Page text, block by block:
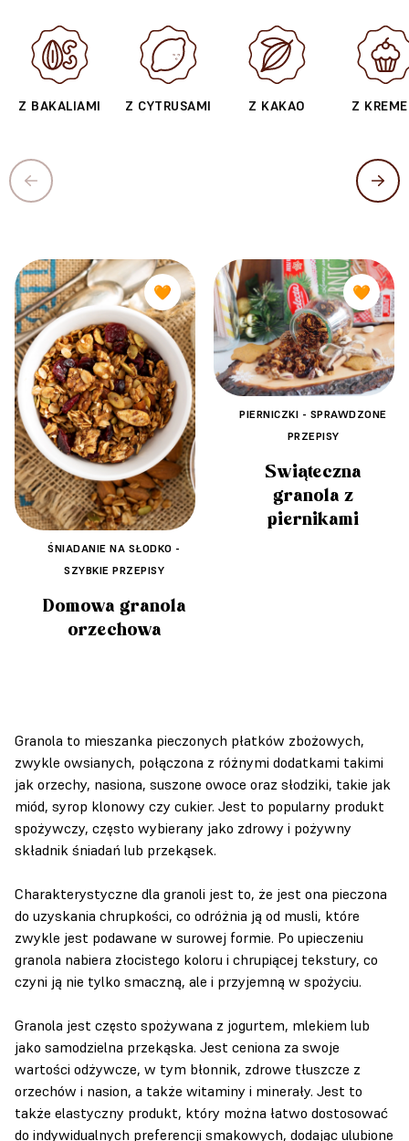
Z BAKALIAMI Z CYTRUSAMI Z KAKAO Z
🧡
ŚNIADANIE NA SŁODKO -
SZYBKIE PRZEPISY
Domowa granola
orzechowa
🧡
PIERNICZKI - SPRAWDZONE
PRZEPISY
Świąteczna
granola z
piernikami
Granola to mieszanka pieczonych płatków zbożowych,
zwykle owsianych, połączona z różnymi dodatkami takimi
jak orzechy, nasiona, suszone owoce oraz słodziki, takie jak
miód, syrop klonowy czy cukier. Jest to popularny produkt
spożywczy, często wybierany jako zdrowy i pożywny
składnik śniadań lub przekąsek.
Charakterystyczne dla granoli jest to, że jest ona pieczona
do uzyskania chrupkości, co odróżnia ją od musli, które
zwykle jest podawane w surowej formie. Po upieczeniu
granola nabiera złocistego koloru i chrupiącej tekstury, co
czyni ją nie tylko smaczną, ale i przyjemną w spożyciu.
Granola jest często spożywana z jogurtem, mlekiem lub
jako samodzielna przekąska. Jest ceniona za swoje
wartości odżywcze, w tym błonnik, zdrowe tłuszcze z
orzechów i nasion, a także witaminy i minerały. Jest to
także elastyczny produkt, który można łatwo dostosować
do indywidualnych preferencji smakowych, dodając ulubione